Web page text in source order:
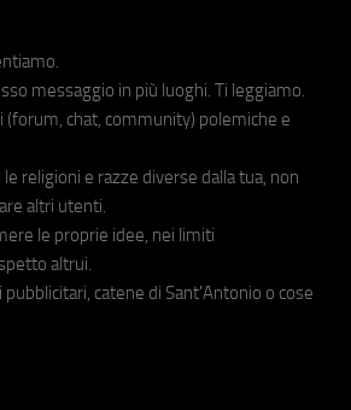
messaggio in più luoghi. Ti leggiamo.
(forum, chat, community) polemiche e
religioni e razze diverse dalla tua, non
altri utenti.
le proprie idee, nei limiti
altrui.
catene di Sant'Antonio o cose